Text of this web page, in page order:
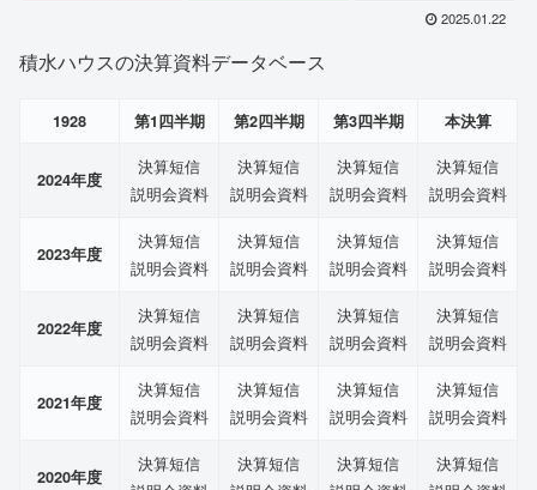
2025.01.22
積水ハウスの決算資料データベース
1928 第1四半期 第2四半期 第3四半期 本決算
2024年度
決算短信
説明会資料
決算短信
説明会資料
決算短信
説明会資料
決算短信
説明会資料
2023年度
決算短信
説明会資料
決算短信
説明会資料
決算短信
説明会資料
決算短信
説明会資料
2022年度
決算短信
説明会資料
決算短信
説明会資料
決算短信
説明会資料
決算短信
説明会資料
2021年度
決算短信
説明会資料
決算短信
説明会資料
決算短信
説明会資料
決算短信
説明会資料
2020年度
決算短信
決算短信
決算短信
決算短信